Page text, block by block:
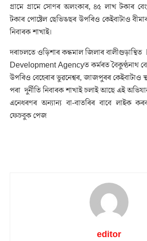
গ্ৰামে গ্ৰামে সোণৰ অলংকাৰ, ৪৫ লাখ টকাৰ
টকাৰ পোষ্টেল ছেভিঙছৰ উপৰিও কেইবাটাও
নিবাৰক শাখাই।
দৰাচলতে ওড়িশাৰ কন্ধমাল জিলাৰ
Development Agencyত কৰ্মৰত বৈকুণ্ঠনাথ
উপৰিও বেহেৰাৰ ভুৱনেশ্বৰ, জাজপুৰৰ কেইবাটাও
পৰা দুৰ্নীতি নিবাৰক শাখাই চলাই আছে এই
এনেধৰণৰ অন্যান্য বা-বাতৰিৰ বাবে লাইক
ফেচবুক পেজ
editor